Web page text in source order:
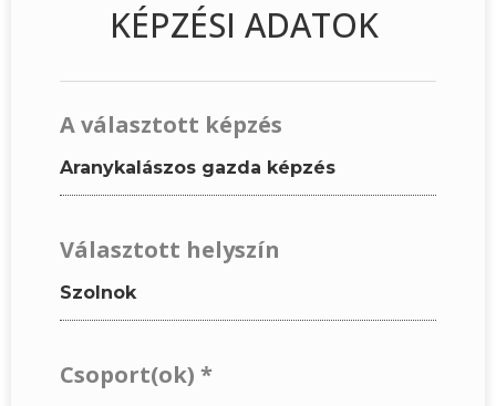
KÉPZÉSI ADATOK
A választott képzés
Aranykalászos gazda képzés
Választott helyszín
Szolnok
Csoport(ok) *